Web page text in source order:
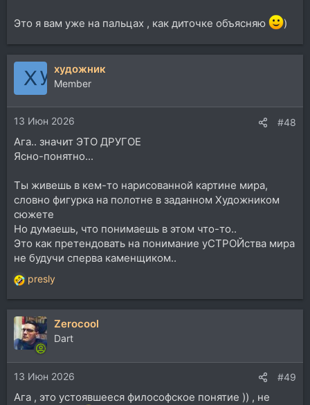
Это я вам уже на пальцах , как диточке объясняю )
художник
Member
13 Июн 2026 #48
Ага.. значит ЭТО ДРУГОЕ
Ясно-понятно...
Ты живешь в кем-то нарисованной картине мира,
словно фигурка на полотне в заданном Художником
сюжете
Но думаешь, что понимаешь в этом что-то..
Это как претендовать на понимание уСТРОЙства мира
не будучи сперва каменщиком..
Р
е
а
к
ц
и
и
:
presly
Zerocool
Dart
13 Июн 2026 #49
Ага , это устоявшееся философское понятие )) , не